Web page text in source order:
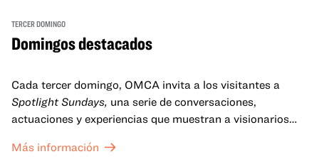
TERCER DOMINGO
Domingos destacados
Cada tercer domingo, OMCA invita a los visitantes a
Spotlight Sundays, una serie de conversaciones,
actuaciones y experiencias que muestran a visionarios
Más información